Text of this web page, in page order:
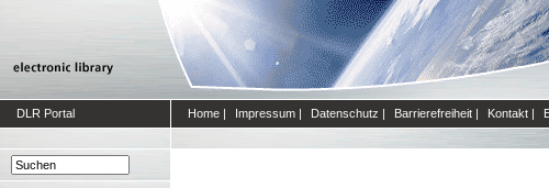
DLR Portal Home | Impressum | Datenschutz | Barrierefreiheit | Kontakt |